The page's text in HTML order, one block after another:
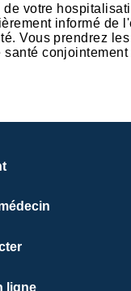
de votre
informé de
Vous prendrez
santé conjointement
ligne